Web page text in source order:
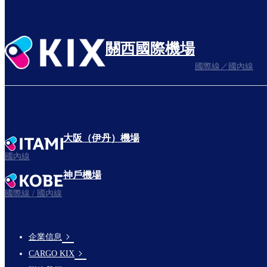
關西國際機場
國際線／國內線
大阪（伊丹）機場
國內線
神戶機場
國際線 / 國內線
footer-
企業信息
CARGO KIX